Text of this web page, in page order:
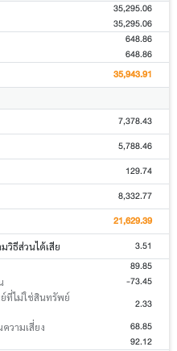
35,295.06
35,295.06
648.86
648.86
35,943.91
7,378.43
5,788.46
129.74
8,332.77
21,629.39
วิธีส่วนได้เสีย 3.51
89.85
-73.45
ที่ไม่ใช่สินทรัพย์
2.33
วามเสี่ยง 68.85
92.12